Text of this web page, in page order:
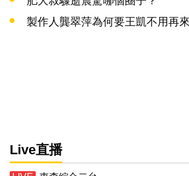
製作人龔翠萍為何要王凱不用再
Live直播